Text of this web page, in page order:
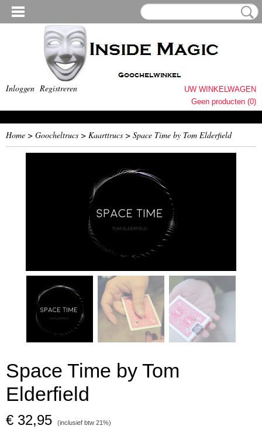
Inloggen Registreren
UW WINKELWAGEN
Geen producten (0)
Home > Goocheltrucs > Kaarttrucs > Space Time by Tom Elderfield
Space Time by Tom
Elderfield
€ 32,95 (inclusief btw 21%)